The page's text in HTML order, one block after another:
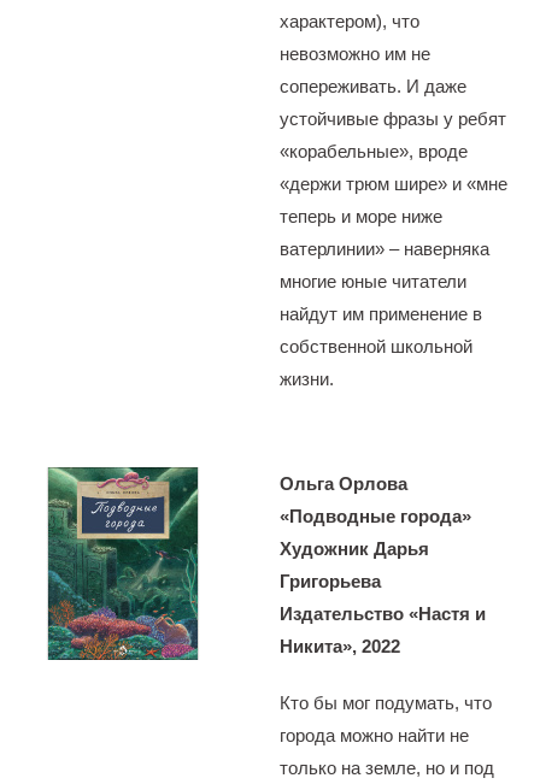
характером), что
невозможно им не
сопереживать. И даже
устойчивые фразы у ребят
«корабельные», вроде
«держи трюм шире» и «мне
теперь и море ниже
ватерлинии» – наверняка
многие юные читатели
найдут им применение в
собственной школьной
жизни.
Ольга Орлова
«Подводные города»
Художник Дарья
Григорьева
Издательство «Настя и
Никита», 2022
Кто бы мог подумать, что
города можно найти не
только на земле, но и под